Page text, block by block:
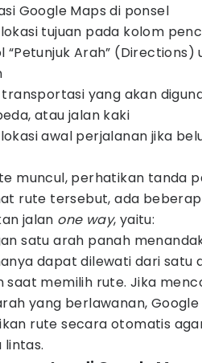
Google Maps di ponsel
tujuan pada kolom
“Petunjuk Arah”
transportasi yang akan
atau jalan kaki
awal perjalanan jika
muncul, perhatikan tanda
rute tersebut, ada
jalan one way, yaitu:
satu arah panah
dapat dilewati dari satu
saat memilih rute. Jika
yang berlawanan,
rute secara otomatis
lintas.